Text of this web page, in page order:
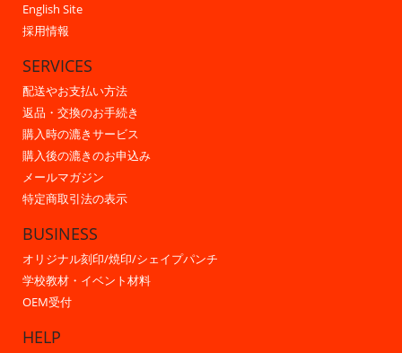
English Site
採用情報
SERVICES
配送やお支払い方法
返品・交換のお手続き
購入時の漉きサービス
購入後の漉きのお申込み
メールマガジン
特定商取引法の表示
BUSINESS
オリジナル刻印/焼印/シェイプパンチ
学校教材・イベント材料
OEM受付
HELP